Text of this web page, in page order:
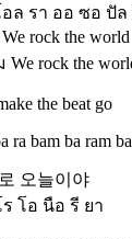
ล รา ออ ซอ ปัล
rock the world
rock the
the beat go
ra bam ba ram
오늘이야
โอ นือ รี ยา